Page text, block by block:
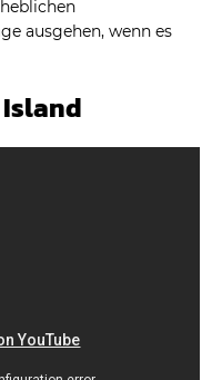
ausgehen, wenn es